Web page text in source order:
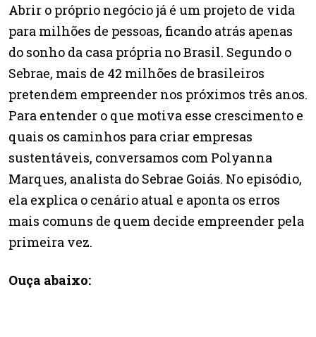
Abrir o próprio negócio já é um projeto de vida
para milhões de pessoas, ficando atrás apenas
do sonho da casa própria no Brasil. Segundo o
Sebrae, mais de 42 milhões de brasileiros
pretendem empreender nos próximos três anos.
Para entender o que motiva esse crescimento e
quais os caminhos para criar empresas
sustentáveis, conversamos com Polyanna
Marques, analista do Sebrae Goiás. No episódio,
ela explica o cenário atual e aponta os erros
mais comuns de quem decide empreender pela
primeira vez.
Ouça abaixo: